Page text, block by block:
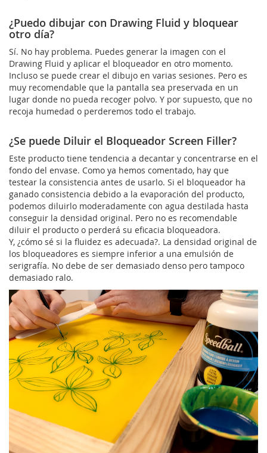
¿Puedo dibujar con Drawing Fluid y bloquear
otro día?
Sí. No hay problema. Puedes generar la imagen con el
Drawing Fluid y aplicar el bloqueador en otro momento.
Incluso se puede crear el dibujo en varias sesiones. Pero es
muy recomendable que la pantalla sea preservada en un
lugar donde no pueda recoger polvo. Y por supuesto, que no
recoja humedad o perderemos todo el trabajo.
¿Se puede Diluir el Bloqueador Screen Filler?
Este producto tiene tendencia a decantar y concentrarse en el
fondo del envase. Como ya hemos comentado, hay que
testear la consistencia antes de usarlo. Si el bloqueador ha
ganado consistencia debido a la evaporación del producto,
podemos diluirlo moderadamente con agua destilada hasta
conseguir la densidad original. Pero no es recomendable
diluir el producto o perderá su eficacia bloqueadora.
Y, ¿cómo sé si la fluidez es adecuada?. La densidad original de
los bloqueadores es siempre inferior a una emulsión de
serigrafía. No debe de ser demasiado denso pero tampoco
demasiado ralo.